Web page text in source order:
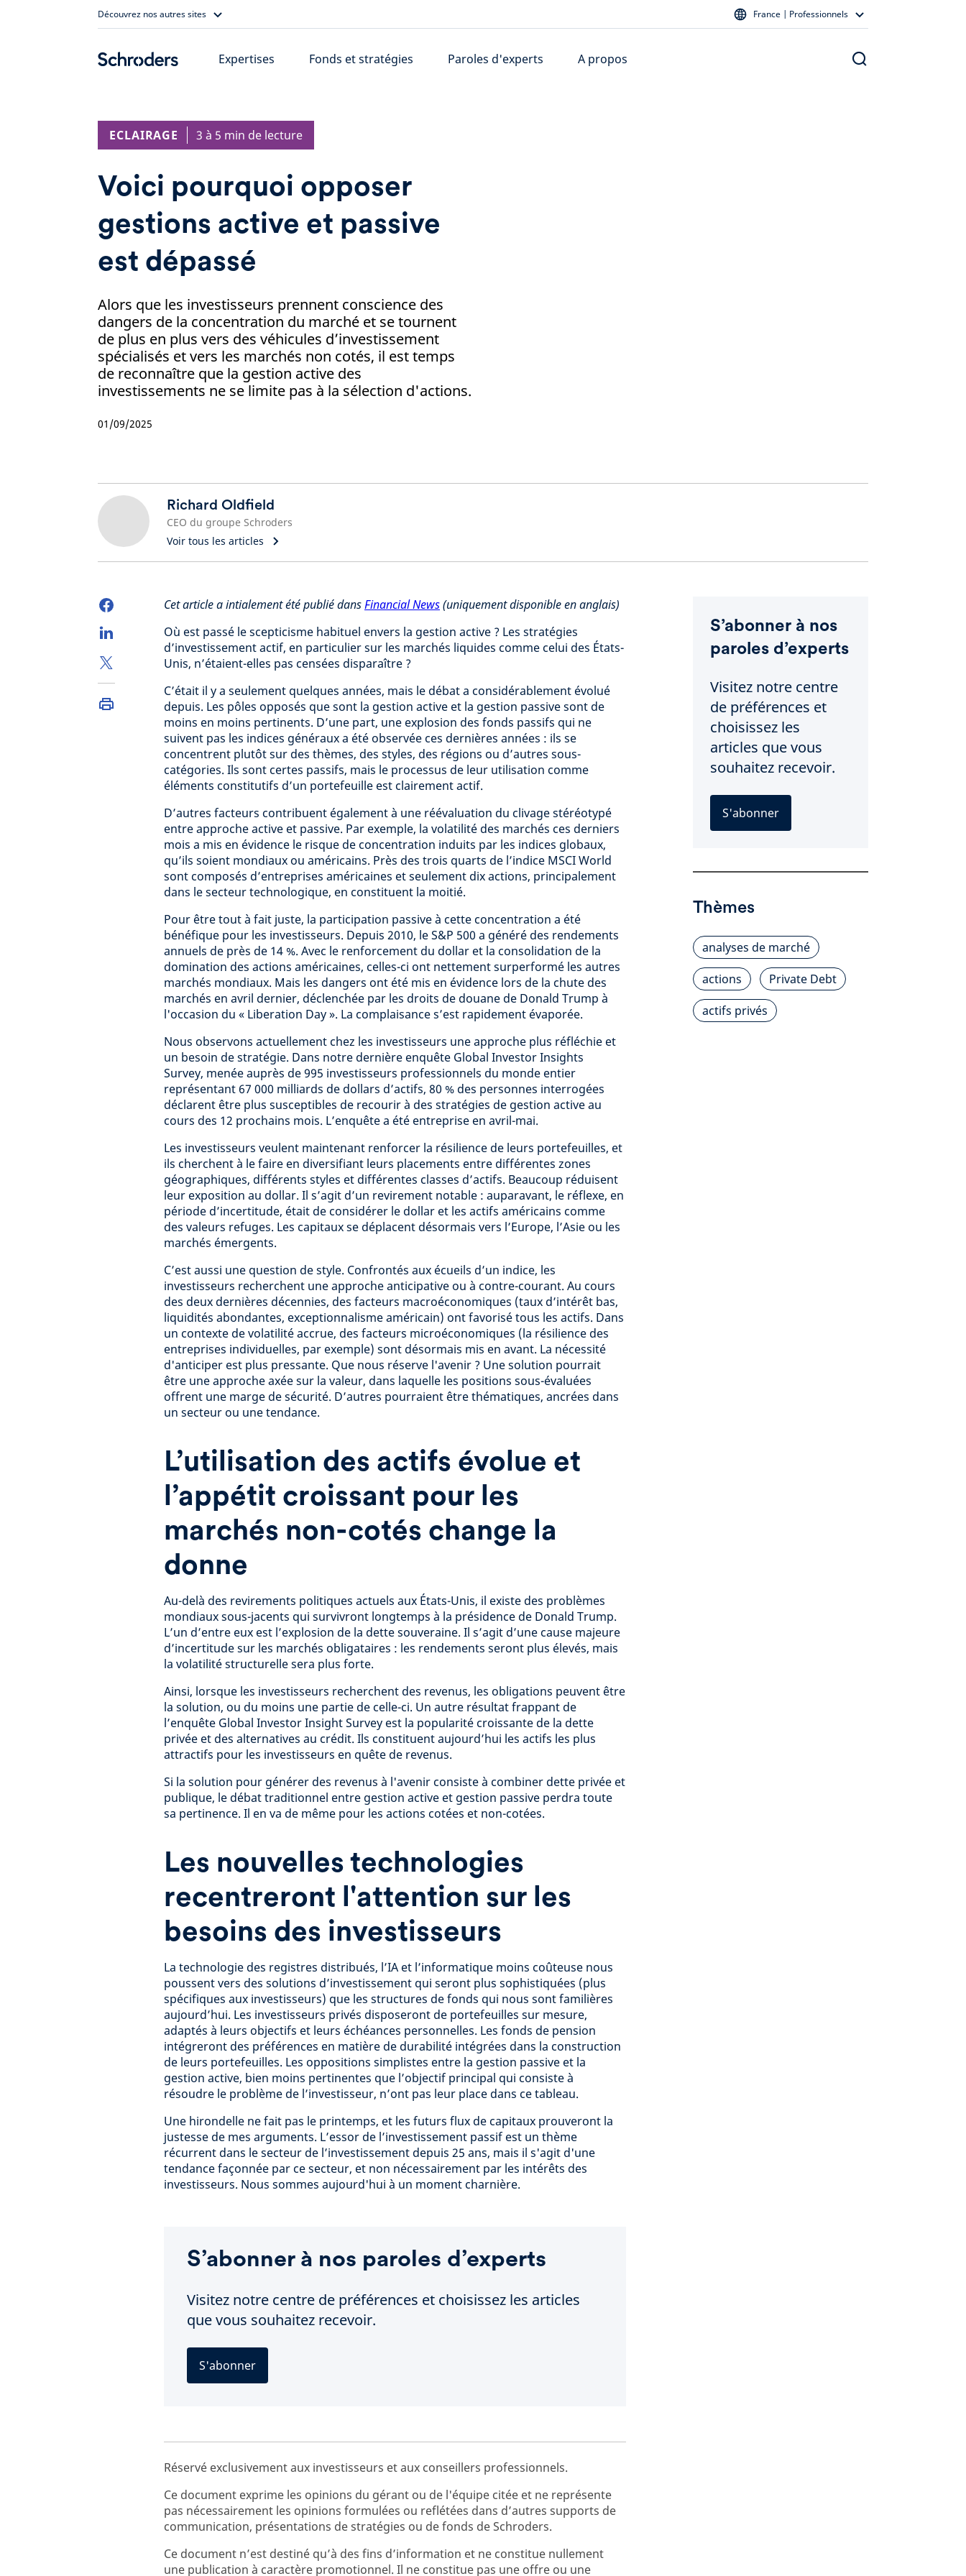
Découvrez nos autres sites France | Professionnels
Expertises Fonds et stratégies Paroles d'experts A propos
ECLAIRAGE 3 à 5 min de lecture
Voici pourquoi opposer
gestions active et passive
est dépassé
Alors que les investisseurs prennent conscience des
dangers de la concentration du marché et se tournent
de plus en plus vers des véhicules d’investissement
spécialisés et vers les marchés non cotés, il est temps
de reconnaître que la gestion active des
investissements ne se limite pas à la sélection d'actions.
01/09/2025
Richard Oldfield
CEO du groupe Schroders
Voir tous les articles
Cet article a intialement été publié dansFinancial News(uniquement disponible en anglais)
Où est passé le scepticisme habituel envers la gestion active ? Les stratégies
d’investissement actif, en particulier sur les marchés liquides comme celui des États-
Unis, n’étaient-elles pas censées disparaître ?
C’était il y a seulement quelques années, mais le débat a considérablement évolué
depuis. Les pôles opposés que sont la gestion active et la gestion passive sont de
moins en moins pertinents. D’une part, une explosion des fonds passifs qui ne
suivent pas les indices généraux a été observée ces dernières années : ils se
concentrent plutôt sur des thèmes, des styles, des régions ou d’autres sous-
catégories. Ils sont certes passifs, mais le processus de leur utilisation comme
éléments constitutifs d’un portefeuille est clairement actif.
D’autres facteurs contribuent également à une réévaluation du clivage stéréotypé
entre approche active et passive. Par exemple, la volatilité des marchés ces derniers
mois a mis en évidence le risque de concentration induits par les indices globaux,
qu’ils soient mondiaux ou américains. Près des trois quarts de l’indice MSCI World
sont composés d’entreprises américaines et seulement dix actions, principalement
dans le secteur technologique, en constituent la moitié.
Pour être tout à fait juste, la participation passive à cette concentration a été
bénéfique pour les investisseurs. Depuis 2010, le S&P 500 a généré des rendements
annuels de près de 14 %. Avec le renforcement du dollar et la consolidation de la
domination des actions américaines, celles-ci ont nettement surperformé les autres
marchés mondiaux. Mais les dangers ont été mis en évidence lors de la chute des
marchés en avril dernier, déclenchée par les droits de douane de Donald Trump à
l'occasion du « Liberation Day ». La complaisance s’est rapidement évaporée.
Nous observons actuellement chez les investisseurs une approche plus réfléchie et
un besoin de stratégie. Dans notre dernière enquête Global Investor Insights
Survey, menée auprès de 995 investisseurs professionnels du monde entier
représentant 67 000 milliards de dollars d’actifs, 80 % des personnes interrogées
déclarent être plus susceptibles de recourir à des stratégies de gestion active au
cours des 12 prochains mois. L’enquête a été entreprise en avril-mai.
Les investisseurs veulent maintenant renforcer la résilience de leurs portefeuilles, et
ils cherchent à le faire en diversifiant leurs placements entre différentes zones
géographiques, différents styles et différentes classes d’actifs. Beaucoup réduisent
leur exposition au dollar. Il s’agit d’un revirement notable : auparavant, le réflexe, en
période d’incertitude, était de considérer le dollar et les actifs américains comme
des valeurs refuges. Les capitaux se déplacent désormais vers l’Europe, l’Asie ou les
marchés émergents.
C’est aussi une question de style. Confrontés aux écueils d’un indice, les
investisseurs recherchent une approche anticipative ou à contre-courant. Au cours
des deux dernières décennies, des facteurs macroéconomiques (taux d’intérêt bas,
liquidités abondantes, exceptionnalisme américain) ont favorisé tous les actifs. Dans
un contexte de volatilité accrue, des facteurs microéconomiques (la résilience des
entreprises individuelles, par exemple) sont désormais mis en avant. La nécessité
d'anticiper est plus pressante. Que nous réserve l'avenir ? Une solution pourrait
être une approche axée sur la valeur, dans laquelle les positions sous-évaluées
offrent une marge de sécurité. D’autres pourraient être thématiques, ancrées dans
un secteur ou une tendance.
L’utilisation des actifs évolue et
l’appétit croissant pour les
marchés non-cotés change la
donne
Au-delà des revirements politiques actuels aux États-Unis, il existe des problèmes
mondiaux sous-jacents qui survivront longtemps à la présidence de Donald Trump.
L’un d’entre eux est l’explosion de la dette souveraine. Il s’agit d’une cause majeure
d’incertitude sur les marchés obligataires : les rendements seront plus élevés, mais
la volatilité structurelle sera plus forte.
Ainsi, lorsque les investisseurs recherchent des revenus, les obligations peuvent être
la solution, ou du moins une partie de celle-ci. Un autre résultat frappant de
l’enquête Global Investor Insight Survey est la popularité croissante de la dette
privée et des alternatives au crédit. Ils constituent aujourd’hui les actifs les plus
attractifs pour les investisseurs en quête de revenus.
Si la solution pour générer des revenus à l'avenir consiste à combiner dette privée et
publique, le débat traditionnel entre gestion active et gestion passive perdra toute
sa pertinence. Il en va de même pour les actions cotées et non-cotées.
Les nouvelles technologies
recentreront l'attention sur les
besoins des investisseurs
La technologie des registres distribués, l’IA et l’informatique moins coûteuse nous
poussent vers des solutions d’investissement qui seront plus sophistiquées (plus
spécifiques aux investisseurs) que les structures de fonds qui nous sont familières
aujourd’hui. Les investisseurs privés disposeront de portefeuilles sur mesure,
adaptés à leurs objectifs et leurs échéances personnelles. Les fonds de pension
intégreront des préférences en matière de durabilité intégrées dans la construction
de leurs portefeuilles. Les oppositions simplistes entre la gestion passive et la
gestion active, bien moins pertinentes que l’objectif principal qui consiste à
résoudre le problème de l’investisseur, n’ont pas leur place dans ce tableau.
Une hirondelle ne fait pas le printemps, et les futurs flux de capitaux prouveront la
justesse de mes arguments. L’essor de l’investissement passif est un thème
récurrent dans le secteur de l’investissement depuis 25 ans, mais il s'agit d'une
tendance façonnée par ce secteur, et non nécessairement par les intérêts des
investisseurs. Nous sommes aujourd'hui à un moment charnière.
S’abonner à nos paroles d’experts
Visitez notre centre de préférences et choisissez les articles
que vous souhaitez recevoir.
S'abonner
Réservé exclusivement aux investisseurs et aux conseillers professionnels.
Ce document exprime les opinions du gérant ou de l'équipe citée et ne représente
pas nécessairement les opinions formulées ou reflétées dans d’autres supports de
communication, présentations de stratégies ou de fonds de Schroders.
Ce document n’est destiné qu’à des fins d’information et ne constitue nullement
une publication à caractère promotionnel. Il ne constitue pas une offre ou une
S’abonner à nos
paroles d’experts
Visitez notre centre
de préférences et
choisissez les
articles que vous
souhaitez recevoir.
S'abonner
Thèmes
analyses de marché
actions
Private Debt
actifs privés